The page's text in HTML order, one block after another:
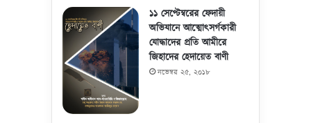
১১ সেপ্টেম্বরের ফেদায়ী
অভিযানে আত্মোৎসর্গকারী
যোদ্ধাদের প্রতি আমীরে
জিহাদের হেদায়েত বাণী
নভেম্বর ২৫, ২০১৮